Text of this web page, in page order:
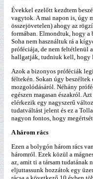
Évekkel ezelőtt kezdtem
vagytok. A mai napon is, úgy
összejövetelen) ahogy az
formában. Elmondtuk, hogy
Soha nem használtuk rá a
próféciája, de nem feltétlenül
hallgatják, tudniuk kell, hogy
Azok a bizonyos próféciák
féltekén. Sokan úgy
mozgolódásáról. Néhány
egészen magasan északról.
elérkezik egy nagyszerű
tudatváltást jelent és ez a
nagyon fontos, hogy
A három rács
Ezen a bolygón három rács
háromról. Ezek közül a
az, amit ti a társam tudatának
eljuttassunk hozzátok egy